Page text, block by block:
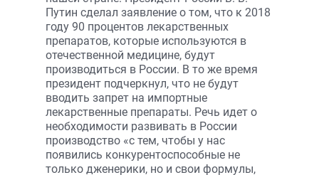
Путин сделал заявление о том, что к 2018
году 90 процентов лекарственных
препаратов, которые используются в
отечественной медицине, будут
производиться в России. В то же время
президент подчеркнул, что не будут
вводить запрет на импортные
лекарственные препараты. Речь идет о
необходимости развивать в России
производство «с тем, чтобы у нас
появились конкурентоспособные не
только дженерики, но и свои формулы,